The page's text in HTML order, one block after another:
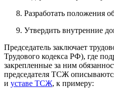
Разработать положения
Утвердить внутренние
Председатель заключает
Трудового кодекса РФ), где
закрепленные за ним
председателя ТСЖ
и уставе ТСЖ, к примеру: